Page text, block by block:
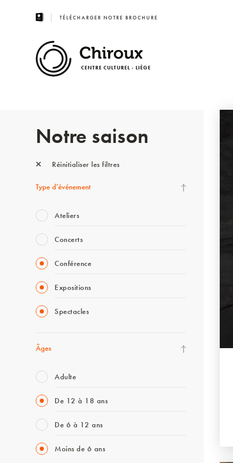
TÉLÉCHARGER NOTRE BROCHURE
CENTRE CULTUREL - LIÈGE
Notre saison
Réinitialiser les filtres
Type d’événement
Ateliers
Concerts
Conférence
Expositions
Spectacles
Âges
Adulte
De 12 à 18 ans
De 6 à 12 ans
Moins de 6 ans